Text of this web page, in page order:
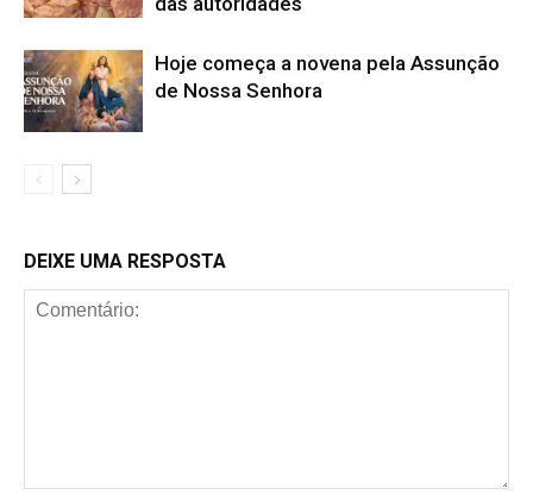
Hoje começa a novena pela Assunção
de Nossa Senhora
DEIXE UMA RESPOSTA